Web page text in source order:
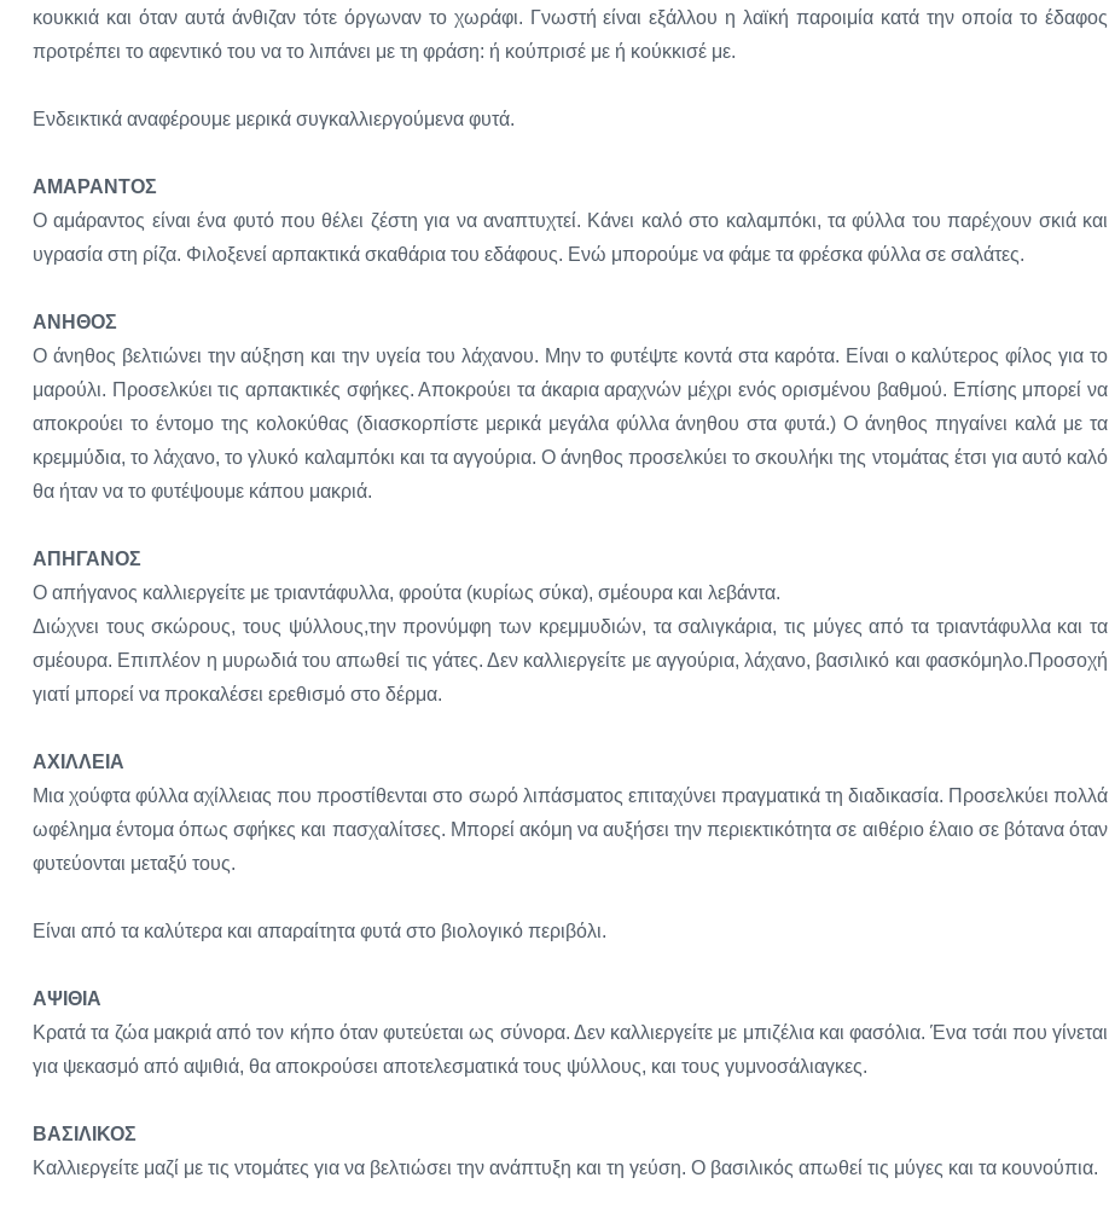
κουκκιά και όταν αυτά άνθιζαν τότε όργωναν το χωράφι. Γνωστή είναι εξάλλου η λαϊκή παροιμία κατά την οποία το έδαφος
προτρέπει το αφεντικό του να το λιπάνει με τη φράση: ή κούπρισέ με ή κούκκισέ με.
Ενδεικτικά αναφέρουμε μερικά συγκαλλιεργούμενα φυτά.
ΑΜΑΡΑΝΤΟΣ
Ο αμάραντος είναι ένα φυτό που θέλει ζέστη για να αναπτυχτεί. Κάνει καλό στο καλαμπόκι, τα φύλλα του παρέχουν σκιά και
υγρασία στη ρίζα. Φιλοξενεί αρπακτικά σκαθάρια του εδάφους. Ενώ μπορούμε να φάμε τα φρέσκα φύλλα σε σαλάτες.
ΑΝΗΘΟΣ
Ο άνηθος βελτιώνει την αύξηση και την υγεία του λάχανου. Μην το φυτέψτε κοντά στα καρότα. Είναι ο καλύτερος φίλος για το
μαρούλι. Προσελκύει τις αρπακτικές σφήκες. Αποκρούει τα άκαρια αραχνών μέχρι ενός ορισμένου βαθμού. Επίσης μπορεί να
αποκρούει το έντομο της κολοκύθας (διασκορπίστε μερικά μεγάλα φύλλα άνηθου στα φυτά.) Ο άνηθος πηγαίνει καλά με τα
κρεμμύδια, το λάχανο, το γλυκό καλαμπόκι και τα αγγούρια. Ο άνηθος προσελκύει το σκουλήκι της ντομάτας έτσι για αυτό καλό
θα ήταν να το φυτέψουμε κάπου μακριά.
ΑΠΗΓΑΝΟΣ
Ο απήγανος καλλιεργείτε με τριαντάφυλλα, φρούτα (κυρίως σύκα), σμέουρα και λεβάντα.
Διώχνει τους σκώρους, τους ψύλλους,την προνύμφη των κρεμμυδιών, τα σαλιγκάρια, τις μύγες από τα τριαντάφυλλα και τα
σμέουρα. Επιπλέον η μυρωδιά του απωθεί τις γάτες. Δεν καλλιεργείτε με αγγούρια, λάχανο, βασιλικό και φασκόμηλο.Προσοχή
γιατί μπορεί να προκαλέσει ερεθισμό στο δέρμα.
ΑΧΙΛΛΕΙΑ
Μια χούφτα φύλλα αχίλλειας που προστίθενται στο σωρό λιπάσματος επιταχύνει πραγματικά τη διαδικασία. Προσελκύει πολλά
ωφέλημα έντομα όπως σφήκες και πασχαλίτσες. Μπορεί ακόμη να αυξήσει την περιεκτικότητα σε αιθέριο έλαιο σε βότανα όταν
φυτεύονται μεταξύ τους.
Είναι από τα καλύτερα και απαραίτητα φυτά στο βιολογικό περιβόλι.
ΑΨΙΘΙΑ
Κρατά τα ζώα μακριά από τον κήπο όταν φυτεύεται ως σύνορα. Δεν καλλιεργείτε με μπιζέλια και φασόλια. Ένα τσάι που γίνεται
για ψεκασμό από αψιθιά, θα αποκρούσει αποτελεσματικά τους ψύλλους, και τους γυμνοσάλιαγκες.
ΒΑΣΙΛΙΚΟΣ
Καλλιεργείτε μαζί με τις ντομάτες για να βελτιώσει την ανάπτυξη και τη γεύση. Ο βασιλικός απωθεί τις μύγες και τα κουνούπια.